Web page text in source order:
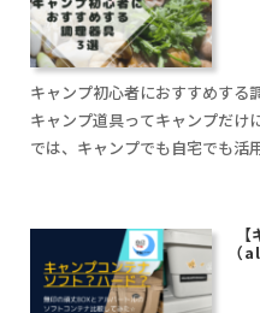
キャンプ初心者におすすめする
キャンプ道具ってキャンプだけ
では、キャンプでも自宅でも活
（